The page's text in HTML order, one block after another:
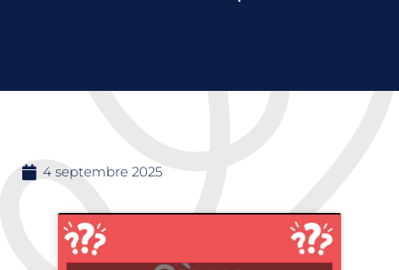
4 septembre 2025